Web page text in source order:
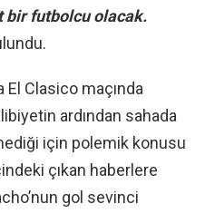
bir futbolcu olacak.
Clasico maçında
ardından sahada
için polemik konusu
çıkan haberlere
gol sevinci